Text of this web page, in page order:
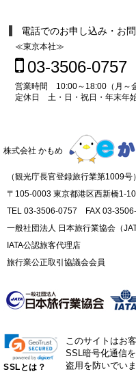
電話でのお申し込み・お
≪東京本社≫
03-3506-0757
営業時間 10:00～18:00（月～
定休日 土・日・祝日・年末年
株式会社 かもめ
（観光庁長官登録旅行業第1009号）
〒105-0003 東京都港区西新橋1-
TEL 03-3506-0757 FAX 03-
一般社団法人 日本旅行業協会（
IATA公認旅客代理店
旅行業公正取引協議会会員
SSLとは？
このサイトはお
SSL暗号化通信
盗用を防いでいま